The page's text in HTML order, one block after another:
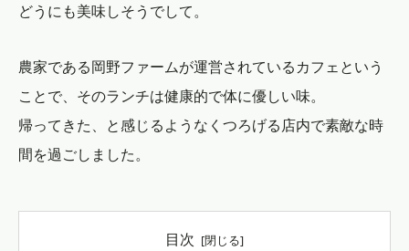
どうにも美味しそうでして。
農家である岡野ファームが運営されているカフェという
ことで、そのランチは健康的で体に優しい味。
帰ってきた、と感じるようなくつろげる店内で素敵な時
間を過ごしました。
目次